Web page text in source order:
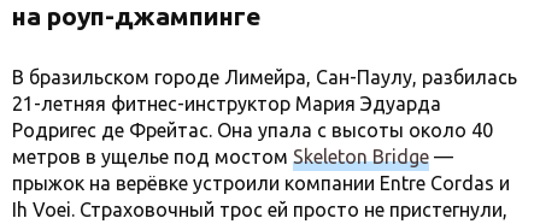
на роуп-джампинге
В бразильском городе Лимейра, Сан-Паулу, разбилась
21-летняя фитнес-инструктор Мария Эдуарда
Родригес де Фрейтас. Она упала с высоты около 40
метров в ущелье под мостом Skeleton Bridge —
прыжок на верёвке устроили компании Entre Cordas и
Ih Voei. Страховочный трос ей просто не пристегнули,